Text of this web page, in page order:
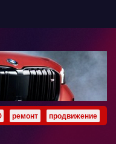
ремонт продвижение